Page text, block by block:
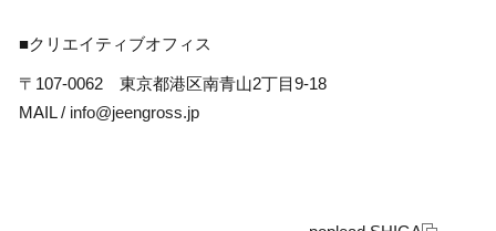
■クリエイティブオフィス
〒107-0062 東京都港区南青山2丁目9-18
MAIL / info@jeengross.jp